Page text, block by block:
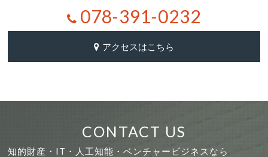
078-391-0232
アクセスはこちら
CONTACT US
知的財産・IT・人工知能・ベンチャービジネスなら